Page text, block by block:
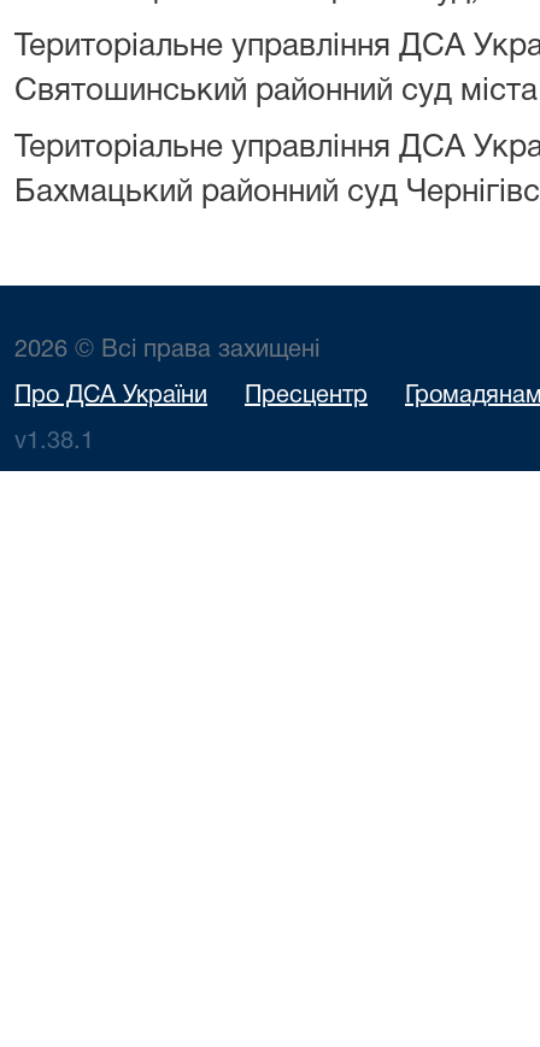
Територіальне управління ДСА
Святошинський районний суд
Територіальне управління ДСА
Бахмацький районний суд
2026 © Всі права захищені
Про ДСА України Пресцентр
v1.38.1